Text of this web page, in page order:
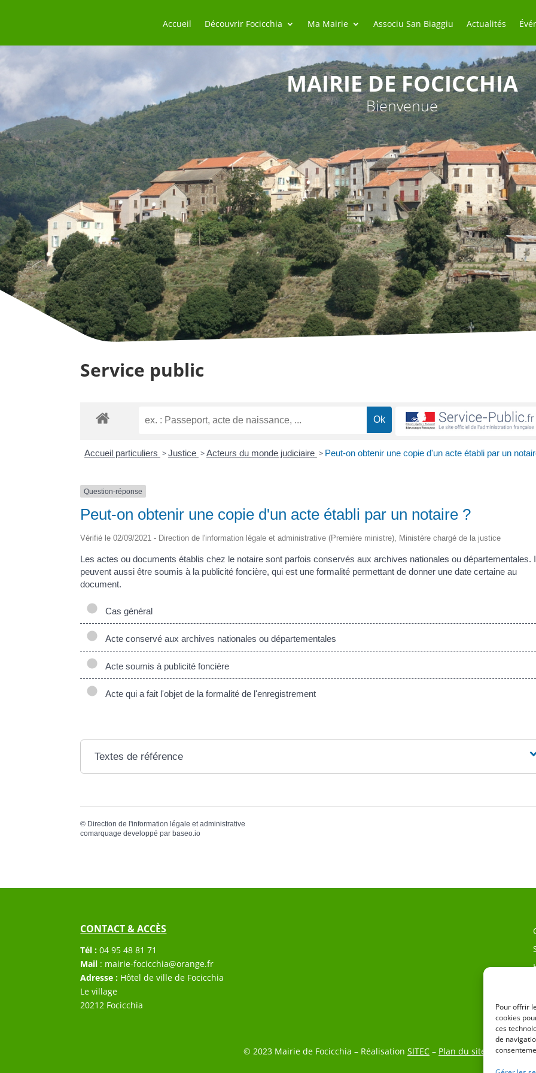
Pour offrir
cookies
ces
de
Accueil Découvrir Focicchia Ma Mairie Associu San Biaggiu Actualités
MAIRIE DE FOCICCHIA
Bienvenue
Service public
Accueil particuliers >Justice >Acteurs du monde judiciaire > Peut-on obtenir une copie d'un acte établi par un
Question-réponse
Peut-on obtenir une copie d'un acte établi par un notaire ?
Vérifié le 02/09/2021 - Direction de l'information légale et administrative (Première ministre), Ministère chargé de la justice
Les actes ou documents établis chez le notaire sont parfois conservés aux archives nationales ou départementales.
peuvent aussi être soumis à la publicité foncière, qui est une formalité permettant de donner une date certaine au
document.
Cas général
Acte conservé aux archives nationales ou départementales
Acte soumis à publicité foncière
Acte qui a fait l'objet de la formalité de l'enregistrement
Textes de référence
© Direction de l'information légale et administrative
comarquage developpé par baseo.io
CONTACT & ACCÈS
Tél : 04 95 48 81 71
Mail : mairie-focicchia@orange.fr
Adresse : Hôtel de ville de Focicchia
Le village
20212 Focicchia
© 2023 Mairie de Focicchia – Réalisation SITEC – Plan du site Mention